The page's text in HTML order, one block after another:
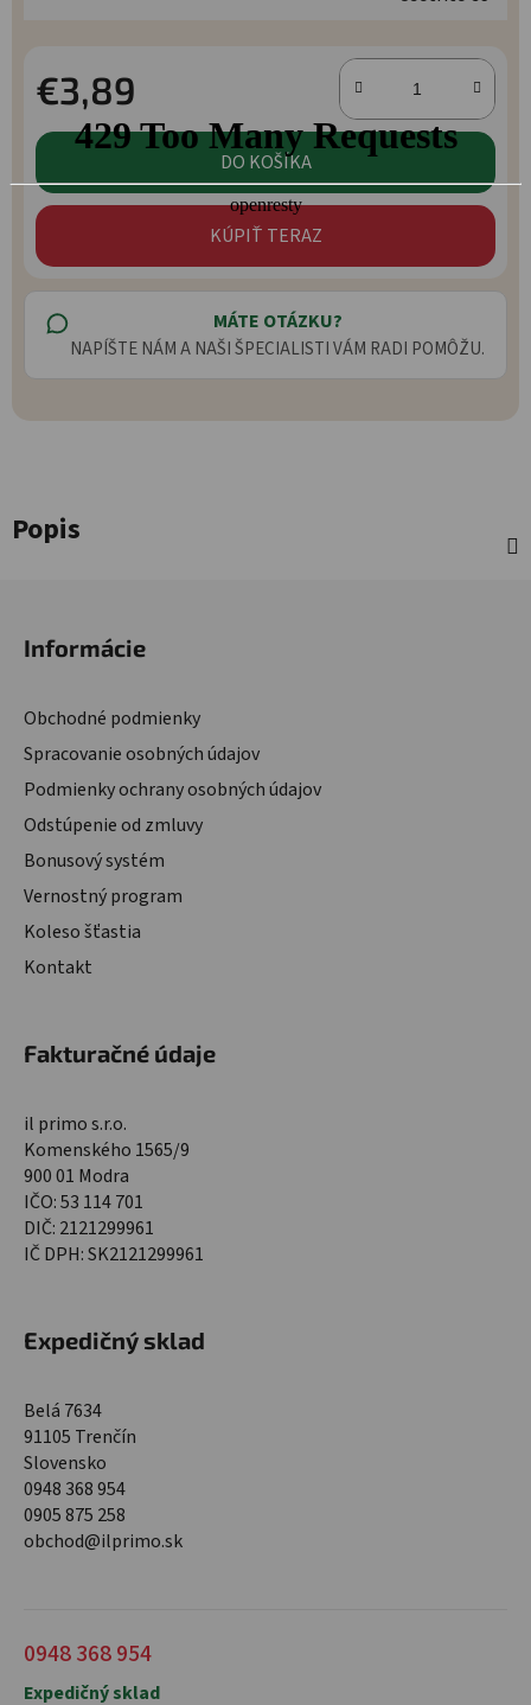
€3,89
Jednotková cena:
DO KOŠÍKA
KÚPIŤ TERAZ
MÁTE OTÁZKU?
NAPÍŠTE NÁM A NAŠI ŠPECIALISTI VÁM RADI POMÔŽU.
Popis
Informácie
Obchodné podmienky
Spracovanie osobných údajov
Podmienky ochrany osobných údajov
Odstúpenie od zmluvy
Bonusový systém
Vernostný program
Koleso šťastia
Kontakt
Fakturačné údaje
il primo s.r.o.
Komenského 1565/9
900 01 Modra
IČO: 53 114 701
DIČ: 2121299961
IČ DPH: SK2121299961
Expedičný sklad
Belá 7634
91105 Trenčín
Slovensko
0948 368 954
0905 875 258
obchod@ilprimo.sk
0948 368 954
Expedičný sklad